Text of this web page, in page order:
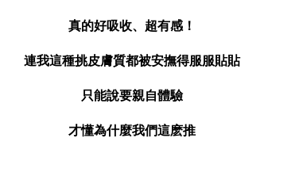
真的好吸收、超有感！
連我這種挑皮膚質都被安撫得服服貼貼
只能說要親自體驗
才懂為什麼我們這麽推